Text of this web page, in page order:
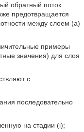
обратный поток
предотвращается
между слоем (а)
примеры
значения) для слоя
с
последовательно
на стадии (i);